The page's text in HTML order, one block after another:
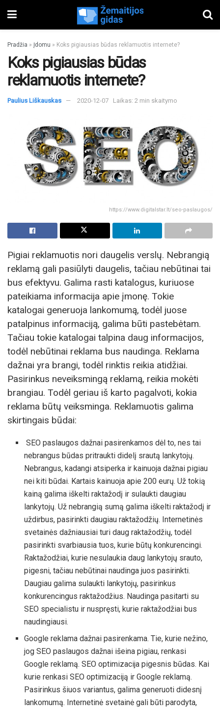
Pradžia » Įdomu » Koks pigiausias būdas reklamuotis internete?
Koks pigiausias būdas
reklamuotis internete?
Paulius Liškauskas 2020-12-07 Laikas: 2 min skaitymo
https://www.digitalstar.lt/seo-paslaugos/
Pigiai reklamuotis nori daugelis verslų. Nebrangią
reklamą gali pasiūlyti daugelis, tačiau nebūtinai tai
bus efektyvu. Galima rasti katalogus, kuriuose
pateikiama informacija apie įmonę. Tokie
katalogai generuoja lankomumą, todėl juose
patalpinus informaciją, galima būti pastebėtam.
Tačiau tokie katalogai talpina daug informacijos,
todėl nebūtinai reklama bus naudinga. Reklama
dažnai yra brangi, todėl rinktis reikia atidžiai.
Pasirinkus neveiksmingą reklamą, reikia mokėti
brangiau. Todėl geriau iš karto pagalvoti, kokia
reklama būtų veiksminga. Reklamuotis galima
skirtingais būdai:
SEO paslaugos dažnai pasirenkamos dėl to, nes tai
nebrangus būdas pritraukti didelį srautą lankytojų.
Nebrangus, kadangi atsiperka ir kainuoja dažnai pigiau
nei kiti būdai. Kartais kainuoja apie 200 eurų. Už tokią
kainą galima iškelti raktažodį ir sulaukti daugiau
lankytojų. Už nebrangią sumą galima iškelti raktažodį ir
uždirbus, pasirinkti daugiau raktažodžių. Internetinės
svetainės dažniausiai turi daug raktažodžių, todėl
pasirinkti svarbiausia tuos, kurie būtų konkurencingi.
Raktažodžiai, kurie nesulaukia daug lankytojų srauto,
pigesni, tačiau nebūtinai naudinga juos pasirinkti.
Daugiau galima sulaukti lankytojų, pasirinkus
konkurencingus raktažodžius. Naudinga pasitarti su
SEO specialistu ir nuspręsti, kurie raktažodžiai bus
naudingiausi.
Google reklama dažnai pasirenkama. Tie, kurie nežino,
jog SEO paslaugos dažnai išeina pigiau, renkasi
Google reklamą. SEO optimizacija pigesnis būdas. Kai
kurie renkasi SEO optimizaciją ir Google reklamą.
Pasirinkus šiuos variantus, galima generuoti didesnį
lankomumą. Internetinė svetainė gali būti parodyta,